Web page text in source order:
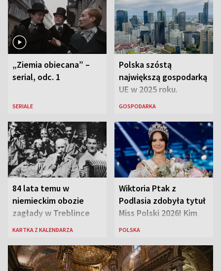
„Ziemia obiecana” –
serial, odc. 1
SERIALE
Polska szóstą
największą gospodarką
UE w 2025 roku.
Najnowsze dane
GOSPODARKA
84 lata temu w
niemieckim obozie
zagłady w Treblince
KARTKA Z KALENDARZA
Wiktoria Ptak z
Podlasia zdobyła tytuł
Miss Polski 2026! Kim
POLSKA